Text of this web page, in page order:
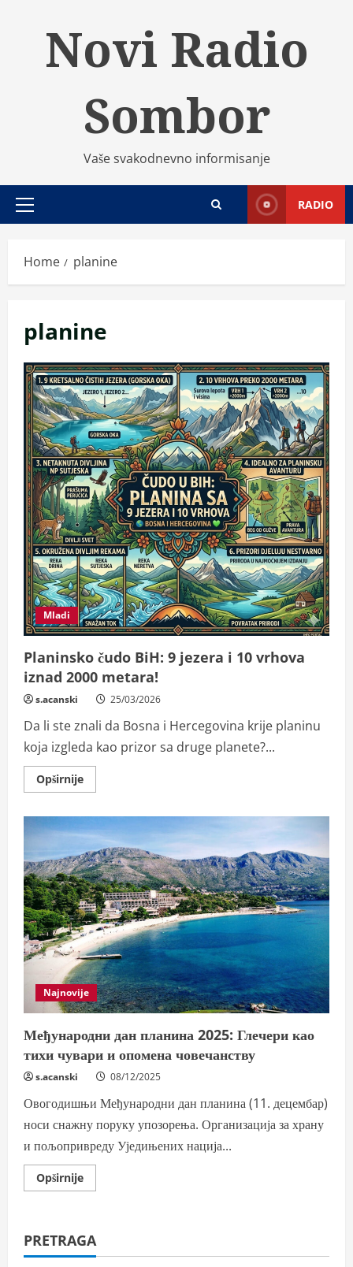
Novi Radio
Sombor
Vaše svakodnevno informisanje
Primary
RADIO
Home planine
planine
Mladi
Planinsko čudo BiH: 9 jezera i 10 vrhova
iznad 2000 metara!
s.acanski 25/03/2026
Da li ste znali da Bosna i Hercegovina krije planinu
koja izgleda kao prizor sa druge planete?...
OpširnijeRead
more
BiH:
jezera
i
10
vrhova
iznad
2000
metara!
Najnovije
Међународни дан планина 2025: Глечери као
тихи чувари и опомена човечанству
s.acanski 08/12/2025
Овогодишњи Међународни дан планина (11. децембар)
носи снажну поруку упозорења. Организација за храну
и пољопривреду Уједињених нација...
OpširnijeRead
more
2025:
Глечери
PRETRAGA